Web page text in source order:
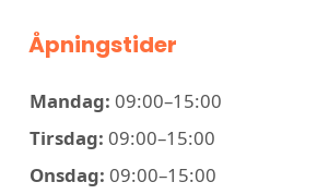
Åpningstider
Mandag: 09:00–15:00
Tirsdag: 09:00–15:00
Onsdag: 09:00–15:00